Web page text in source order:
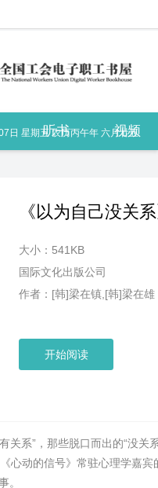
听书 视频
日 星期五 农历丙午年 六月廿五
《以为自己没关
大小：541KB
国际文化出版公司
作者：[韩]梁在镇,[韩]梁在雄
开始阅读
关系”，那些脱口而出的“没关
心动的信号》常驻心理学嘉
。